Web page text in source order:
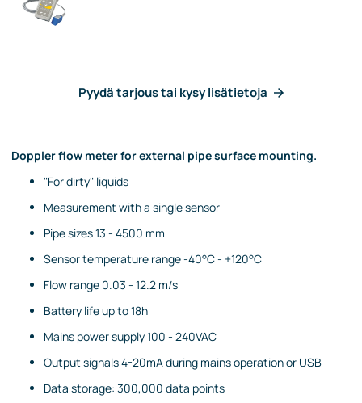
Pyydä tarjous tai kysy lisätietoja
Doppler flow meter for external pipe surface mounting.
"For dirty" liquids
Measurement with a single sensor
Pipe sizes 13 - 4500 mm
Sensor temperature range -40°C - +120°C
Flow range 0.03 - 12.2 m/s
Battery life up to 18h
Mains power supply 100 - 240VAC
Output signals 4-20mA during mains operation or USB
Data storage: 300,000 data points